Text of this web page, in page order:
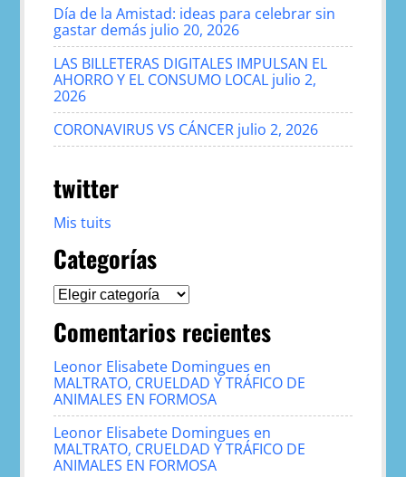
Día de la Amistad: ideas para celebrar sin
gastar demás julio 20, 2026
LAS BILLETERAS DIGITALES IMPULSAN EL
AHORRO Y EL CONSUMO LOCAL julio 2,
2026
CORONAVIRUS VS CÁNCER julio 2, 2026
twitter
Mis tuits
Categorías
Categorías
Comentarios recientes
Leonor Elisabete Domingues en
MALTRATO, CRUELDAD Y TRÁFICO DE
ANIMALES EN FORMOSA
Leonor Elisabete Domingues en
MALTRATO, CRUELDAD Y TRÁFICO DE
ANIMALES EN FORMOSA